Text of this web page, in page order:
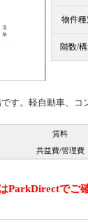
物件種
階数/
す。軽自動車、コ
賃料
共益費/管理費
ParkDirectでご